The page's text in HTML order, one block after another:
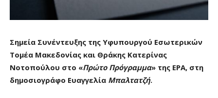
Σημεία Συνέντευξης της Υφυπουργού Εσωτερικών
Τομέα Μακεδονίας και Θράκης Κατερίνας
Νοτοπούλου στο «Πρώτο Πρόγραμμα» της ΕΡΑ, στη
δημοσιογράφο Ευαγγελία Μπαλτατζή.